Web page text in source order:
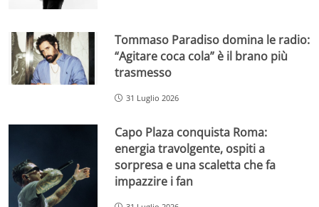
Tommaso Paradiso domina le radio:
“Agitare coca cola” è il brano più
trasmesso
31 Luglio 2026
Capo Plaza conquista Roma:
energia travolgente, ospiti a
sorpresa e una scaletta che fa
impazzire i fan